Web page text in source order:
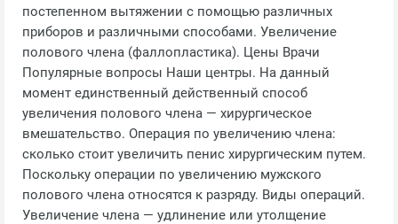
постепенном вытяжении с помощью различных
приборов и различными способами. Увеличение
полового члена (фаллопластика). Цены Врачи
Популярные вопросы Наши центры. На данный
момент единственный действенный способ
увеличения полового члена — хирургическое
вмешательство. Операция по увеличению члена:
сколько стоит увеличить пенис хирургическим путем.
Поскольку операции по увеличению мужского
полового члена относятся к разряду. Виды операций.
Увеличение члена — удлинение или утолщение